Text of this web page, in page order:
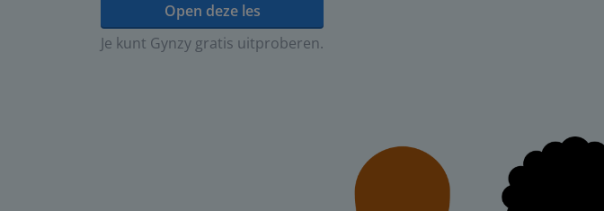
Open deze les
Je kunt Gynzy gratis uitproberen.